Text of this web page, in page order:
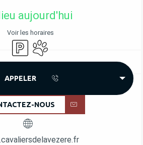
COORDONNÉES
aujourd'hui
Voir les horaires
ParkingAnimaux acceptés
APPELER
NOUS